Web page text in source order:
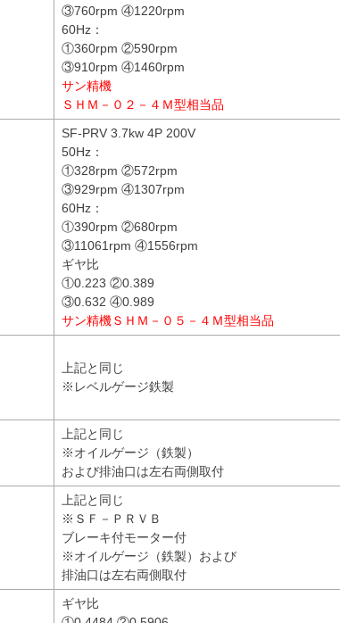
③760rpm ④1220rpm
60Hz：
①360rpm ②590rpm
③910rpm ④1460rpm
サン精機
ＳＨＭ－０２－４Ｍ型相当品
SF-PRV 3.7kw 4P 200V
50Hz：
①328rpm ②572rpm
③929rpm ④1307rpm
60Hz：
①390rpm ②680rpm
③11061rpm ④1556rpm
ギヤ比
①0.223 ②0.389
③0.632 ④0.989
サン精機ＳＨＭ－０５－４Ｍ型相当品
上記と同じ
※レベルゲージ鉄製
上記と同じ
※オイルゲージ（鉄製）
および排油口は左右両側取付
上記と同じ
※ＳＦ－ＰＲＶＢ
ブレーキ付モーター付
※オイルゲージ（鉄製）および
排油口は左右両側取付
ギヤ比